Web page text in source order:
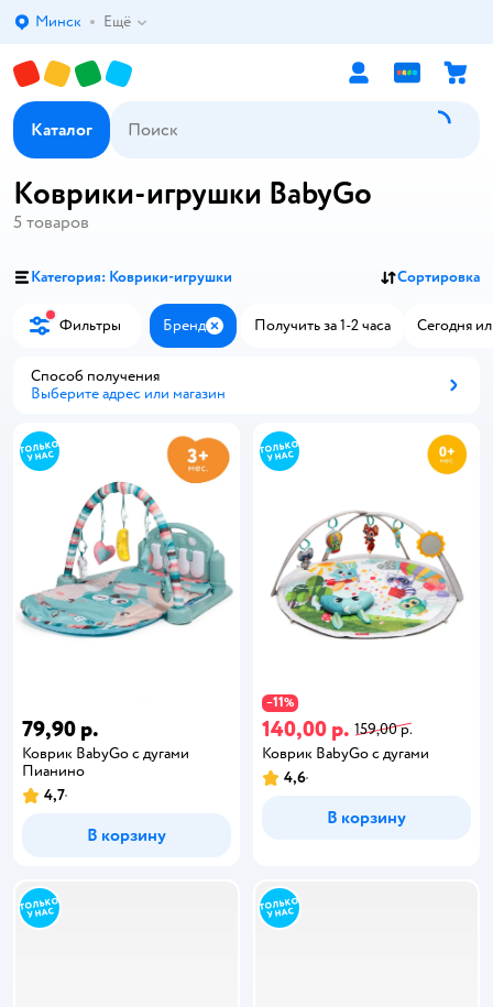
Выбор адреса доставки.
Минск Ещё
Каталог
Коврики-игрушки BabyGo
5 товаров
Категория: Коврики-игрушки Сортировка
Фильтры Бренд ЗакрытьПолучить за 1-2 часа Сегодня
Способ получения
Выберите адрес или магазин
79,90 р.
Коврик BabyGo с дугами
Пианино
4,7
В корзину
−11%
140,00 р. 159,00 р.
Коврик BabyGo с дугами
4,6
В корзину